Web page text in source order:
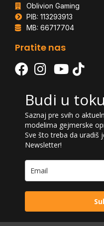
Oblivion Gaming
PIB: 113293913
MB: 66717704
Pratite nas
Budi u
Saznaj pre svih o
modelima gejmerske
Sve što treba da uradiš
Newsletter!